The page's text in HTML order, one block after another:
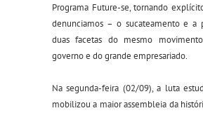
Programa Future-se, tornando
denunciamos – o sucateamento e a
duas facetas do mesmo
governo e do grande empresariado.
Na segunda-feira (02/09), a luta
mobilizou a maior assembleia da